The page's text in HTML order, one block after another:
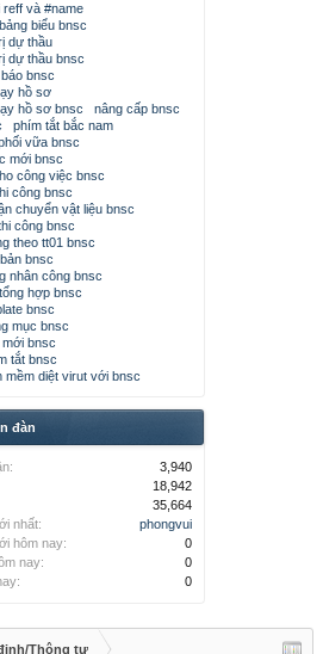
và #name
biểu bnsc
dự thầu
dự thầu bnsc
bnsc
hồ sơ
hồ sơ bnsc
nâng cấp bnsc
phím tắt bắc nam
vữa bnsc
mới bnsc
công việc bnsc
công bnsc
chuyển vật liệu bnsc
công bnsc
theo tt01 bnsc
bnsc
nhân công bnsc
hợp bnsc
bnsc
mục bnsc
bnsc
tắt bnsc
mềm diệt virut với bnsc
đàn
3,940
18,942
35,664
nhất:
phongvui
hôm nay:
0
nay:
0
0
Thông tư